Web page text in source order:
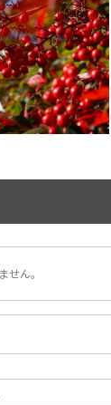
せん。